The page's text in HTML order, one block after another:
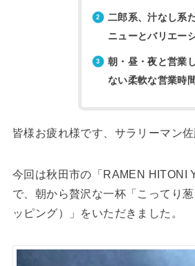
二郎系、汁なし系
ニューとバリエー
朝・昼・夜と営業
ない柔軟な営業時間
皆様お疲れ様です、サラリーマン佐
今回は秋田市の「RAMEN HITONI
で、朝から贅沢な一杯「こってり
ッピング）」をいただきました。